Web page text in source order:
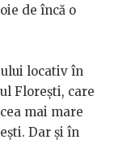
de încă o
locativ în
Florești, care
mai mare
Dar și în